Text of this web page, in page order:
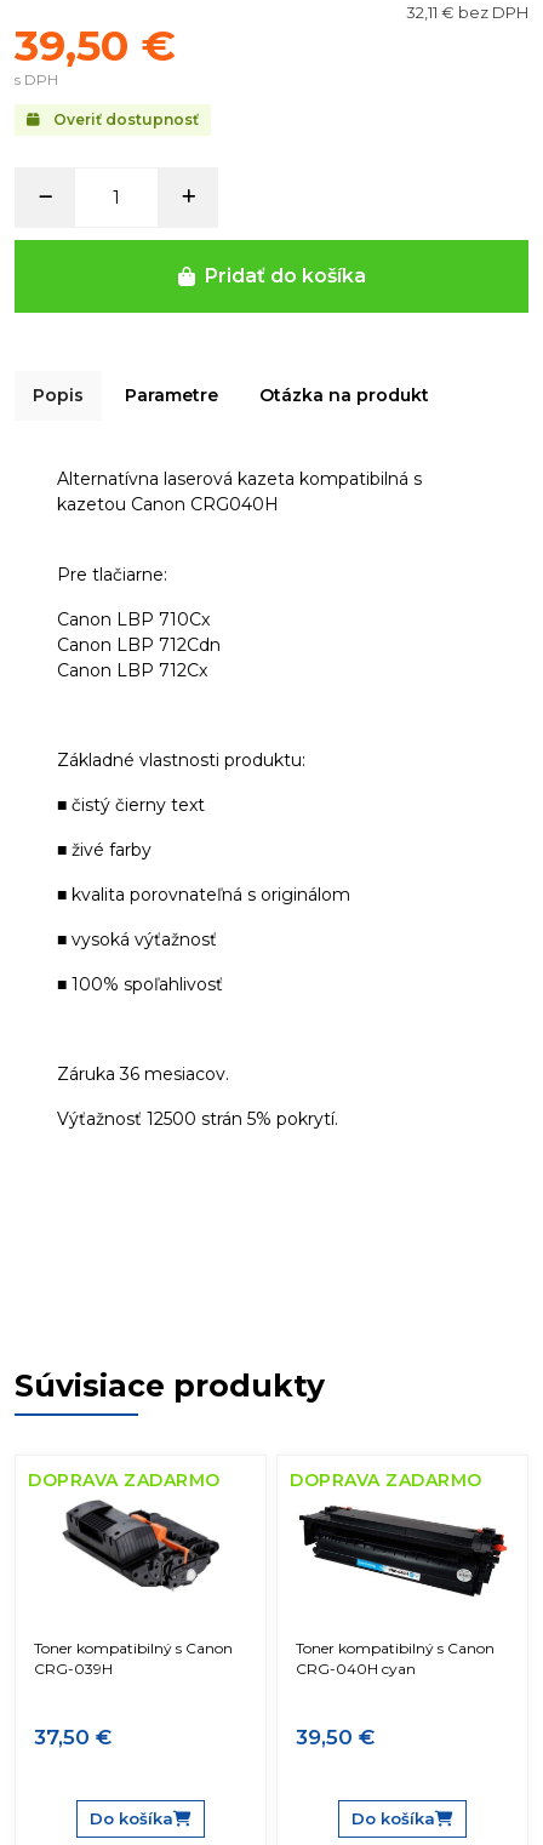
Overiť dostupnosť
32,11 € bez DPH
39,50 €
s DPH
Pridať do košíka
Popis Parametre Otázka na produkt
Alternatívna laserová kazeta kompatibilná s
kazetou Canon CRG040H
Pre tlačiarne:
Canon LBP 710Cx
Canon LBP 712Cdn
Canon LBP 712Cx
Základné vlastnosti produktu:
■ čistý čierny text
■ živé farby
■ kvalita porovnateľná s originálom
■ vysoká výťažnosť
■ 100% spoľahlivosť
Záruka 36 mesiacov.
Výťažnosť 12500 strán 5% pokrytí.
Súvisiace produkty
DOPRAVA ZADARMO
Toner kompatibilný s Canon
CRG-039H
37,50 €
Do košíka
DOPRAVA ZADARMO
Toner kompatibilný s Canon
CRG-040H cyan
39,50 €
Do košíka